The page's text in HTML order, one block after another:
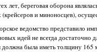
лет, береговая оборона
и миноносцев),
ведомство представило
идей не всегда достаточно
должна была иметь толщину 165